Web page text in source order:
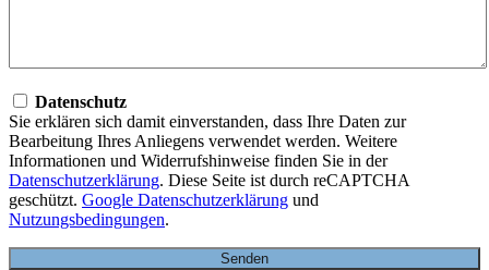
Datenschutz
Sie erklären sich damit einverstanden, dass Ihre Daten zur
Bearbeitung Ihres Anliegens verwendet werden. Weitere
Informationen und Widerrufshinweise finden Sie in der
Datenschutzerklärung. Diese Seite ist durch reCAPTCHA
geschützt. Google Datenschutzerklärung und
Nutzungsbedingungen.